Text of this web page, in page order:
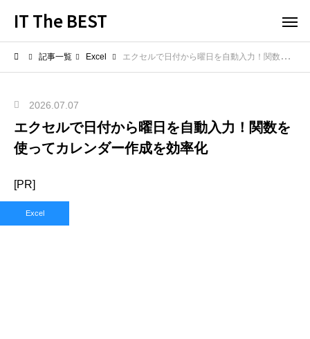
IT The BEST
記事一覧 Excel エクセルで日付から曜日を自動入力！関数を使ってカレンダー作成を効率化
2026.07.07
エクセルで日付から曜日を自動入力！関数を
使ってカレンダー作成を効率化
[PR]
Excel